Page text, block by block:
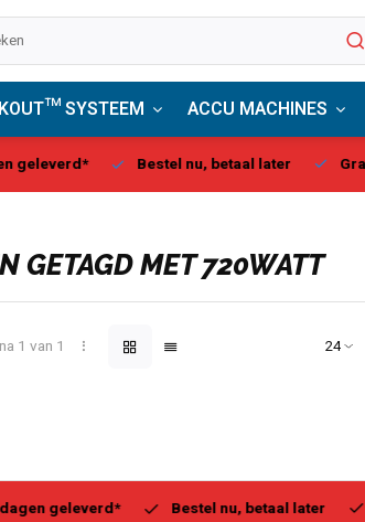
SYSTEEM ACCU MACHINES
betaal later Gratis bezorgd, vanaf € 75,00
GETAGD MET 720WATT
1 van 1
betaal later Gratis bezorgd, vanaf € 75,00